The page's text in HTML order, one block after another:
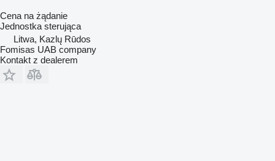
Cena na żądanie
Jednostka sterująca
Litwa, Kazlų Rūdos
Fomisas UAB company
Kontakt z dealerem